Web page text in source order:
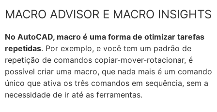
MACRO ADVISOR E MACRO INSIGHTS
No AutoCAD, macro é uma forma de otimizar tarefas
repetidas. Por exemplo, e você tem um padrão de
repetição de comandos copiar-mover-rotacionar, é
possível criar uma macro, que nada mais é um comando
único que ativa os três comandos em sequência, sem a
necessidade de ir até as ferramentas.